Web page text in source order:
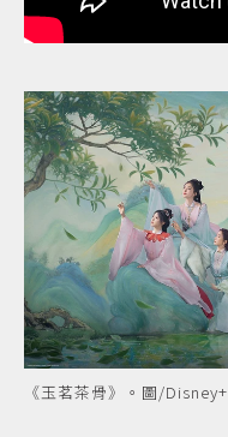
《玉茗茶骨》。圖/